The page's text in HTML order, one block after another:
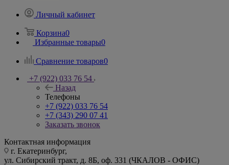
Личный кабинет
Корзина0
Избранные товары0
Сравнение товаров0
+7 (922) 033 76 54
Назад
Телефоны
+7 (922) 033 76 54
+7 (343) 290 07 41
Заказать звонок
Контактная информация
г. Екатеринбург,
ул. Сибирский тракт, д. 8Б, оф. 331 (ЧКАЛОВ - ОФИС)